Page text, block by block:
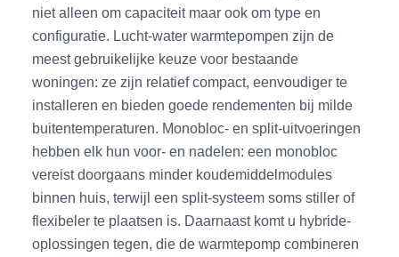
niet alleen om capaciteit maar ook om type en
configuratie. Lucht-water warmtepompen zijn de
meest gebruikelijke keuze voor bestaande
woningen: ze zijn relatief compact, eenvoudiger te
installeren en bieden goede rendementen bij milde
buitentemperaturen. Monobloc- en split-uitvoeringen
hebben elk hun voor- en nadelen: een monobloc
vereist doorgaans minder koudemiddelmodules
binnen huis, terwijl een split-systeem soms stiller of
flexibeler te plaatsen is. Daarnaast komt u hybride-
oplossingen tegen, die de warmtepomp combineren